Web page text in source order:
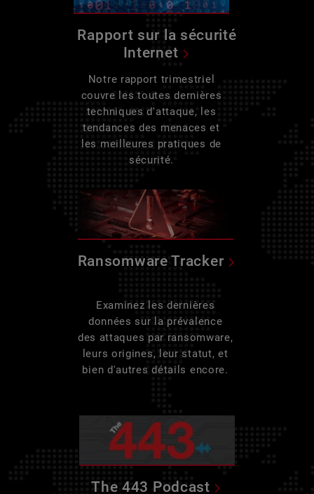
Rapport sur la sécurité
Internet
Notre rapport trimestriel
couvre les toutes dernières
techniques d'attaque, les
tendances des menaces et
les meilleures pratiques de
sécurité.
Ransomware Tracker
Examinez les dernières
données sur la prévalence
des attaques par ransomware,
leurs origines, leur statut, et
bien d'autres détails encore.
The 443 Podcast